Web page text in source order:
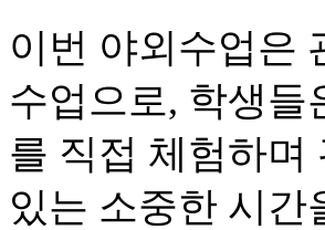
이번 야외수업은
수업으로, 학생들
를 직접 체험하며
있는 소중한 시간